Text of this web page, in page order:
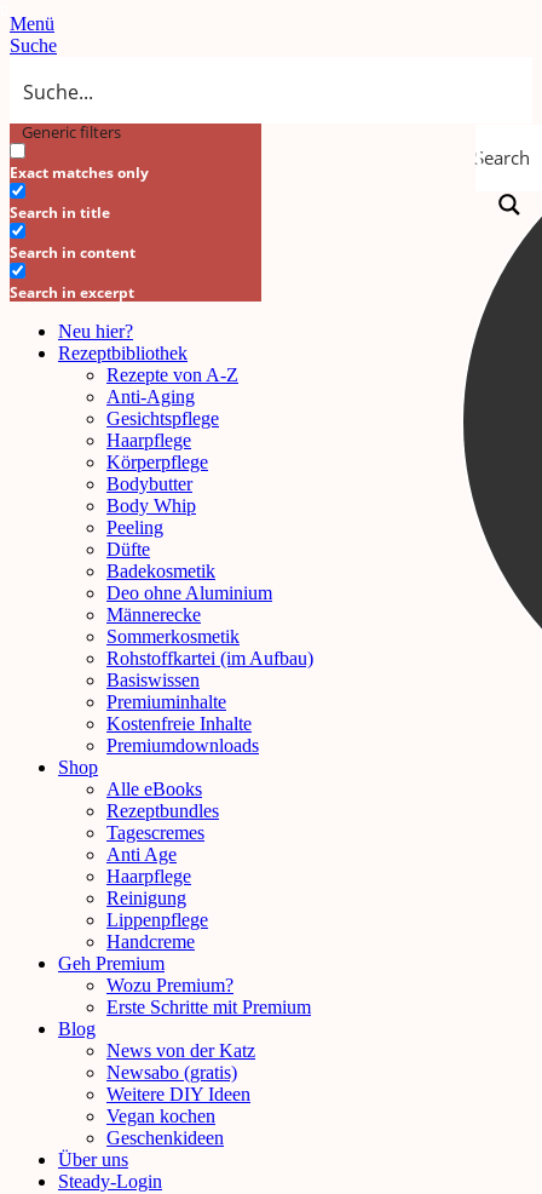
Menü
Suche
Search
Generic filters
Exact matches only
Search in title
Search in content
Search in excerpt
Neu hier?
Rezeptbibliothek
Rezepte von A-Z
Anti-Aging
Gesichtspflege
Haarpflege
Körperpflege
Bodybutter
Body Whip
Peeling
Düfte
Badekosmetik
Deo ohne Aluminium
Männerecke
Sommerkosmetik
Rohstoffkartei (im Aufbau)
Basiswissen
Premiuminhalte
Kostenfreie Inhalte
Premiumdownloads
Shop
Alle eBooks
Rezeptbundles
Tagescremes
Anti Age
Haarpflege
Reinigung
Lippenpflege
Handcreme
Geh Premium
Wozu Premium?
Erste Schritte mit Premium
Blog
News von der Katz
Newsabo (gratis)
Weitere DIY Ideen
Vegan kochen
Geschenkideen
Über uns
Steady-Login